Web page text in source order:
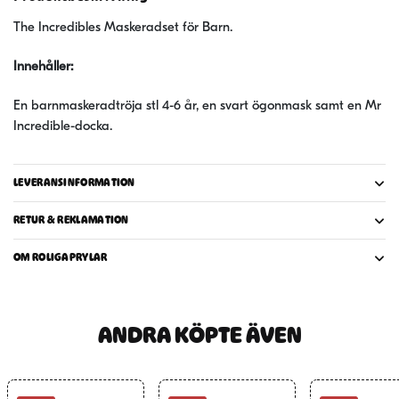
The Incredibles Maskeradset för Barn.
Innehåller:
En barnmaskeradtröja stl 4-6 år, en svart ögonmask samt en Mr
Incredible-docka.
LEVERANSINFORMATION
RETUR & REKLAMATION
OM ROLIGAPRYLAR
ANDRA KÖPTE ÄVEN